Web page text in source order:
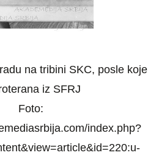
na tribini SKC, posle koje
iz SFRJ
Foto:
index.php?